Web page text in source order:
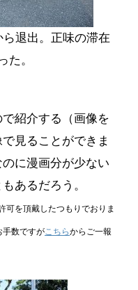
退出。正味の滞在
た。
紹介する（画像を
見ることができま
に漫画分が少ない
あるだろう。
を頂戴したつもりでおりま
手数ですがこちらからご一報